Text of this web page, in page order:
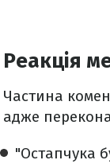
Реакція
Частина
адже
"Остапчука